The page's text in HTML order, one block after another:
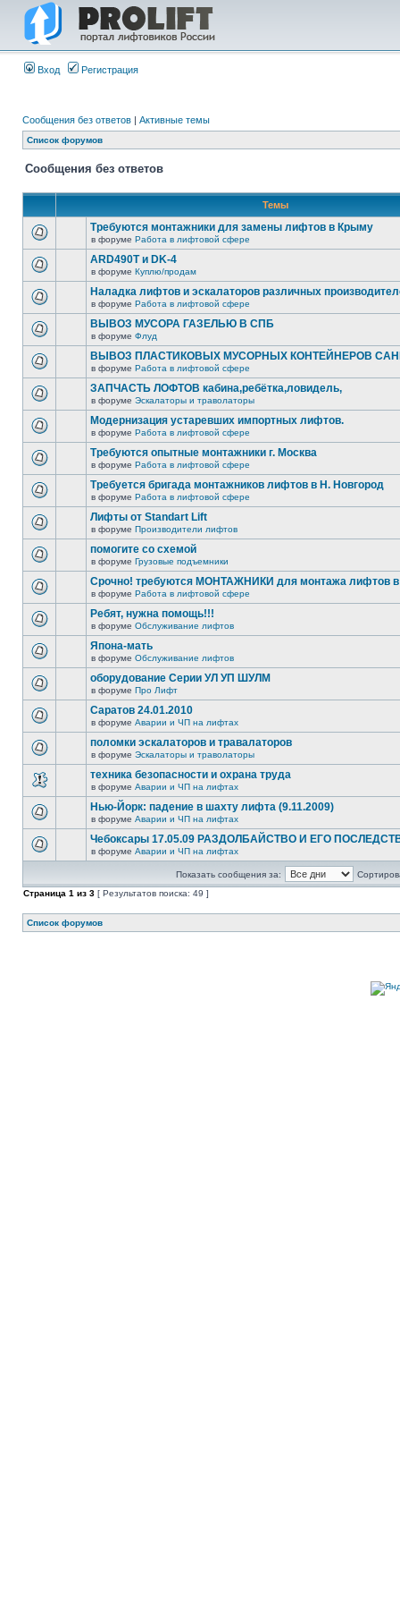
Вход Регистрация
Сообщения без ответов | Активные темы
Список форумов
Сообщения без ответов
Темы
Требуются монтажники для замены лифтов в Крыму
в форуме Работа в лифтовой сфере
ARD490T и DK-4
в форуме Куплю/продам
Наладка лифтов и эскалаторов различных
в форуме Работа в лифтовой сфере
ВЫВОЗ МУСОРА ГАЗЕЛЬЮ В СПБ
в форуме Флуд
ВЫВОЗ ПЛАСТИКОВЫХ МУСОРНЫХ КОНТЕЙНЕРОВ
в форуме Работа в лифтовой сфере
ЗАПЧАСТЬ ЛОФТОВ кабина,ребётка,ловидель,
в форуме Эскалаторы и траволаторы
Модернизация устаревших импортных лифтов.
в форуме Работа в лифтовой сфере
Требуются опытные монтажники г. Москва
в форуме Работа в лифтовой сфере
Требуется бригада монтажников лифтов в Н. Новгород
в форуме Работа в лифтовой сфере
Лифты от Standart Lift
в форуме Производители лифтов
помогите со схемой
в форуме Грузовые подъемники
Срочно! требуются МОНТАЖНИКИ для монтажа лифтов в
в форуме Работа в лифтовой сфере
Ребят, нужна помощь!!!
в форуме Обслуживание лифтов
Япона-мать
в форуме Обслуживание лифтов
оборудование Серии УЛ УП ШУЛМ
в форуме Про Лифт
Саратов 24.01.2010
в форуме Аварии и ЧП на лифтах
поломки эскалаторов и травалаторов
в форуме Эскалаторы и траволаторы
техника безопасности и охрана труда
в форуме Аварии и ЧП на лифтах
Нью-Йорк: падение в шахту лифта (9.11.2009)
в форуме Аварии и ЧП на лифтах
Чебоксары 17.05.09 РАЗДОЛБАЙСТВО И ЕГО
в форуме Аварии и ЧП на лифтах
Показать сообщения за:
Страница 1 из 3 [ Результатов поиска: 49 ]
Список форумов